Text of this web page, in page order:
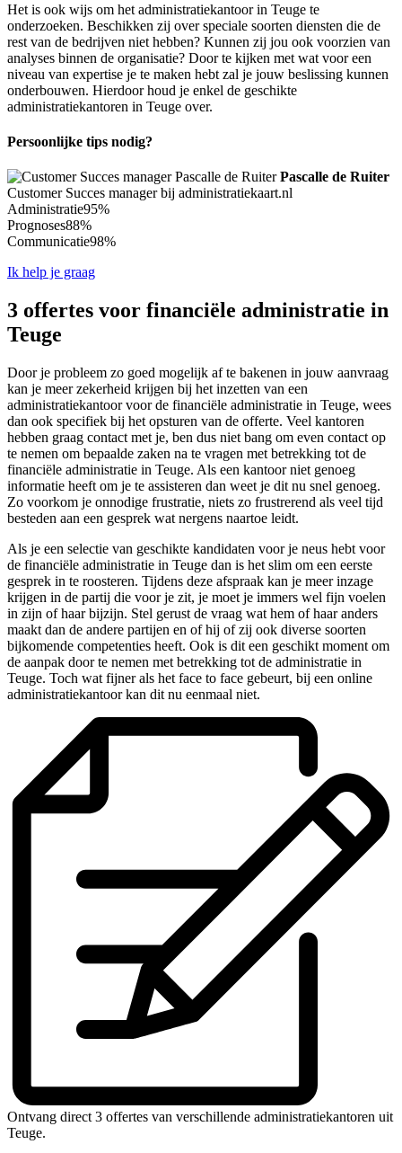
Het is ook wijs om het administratiekantoor in Teuge te
onderzoeken. Beschikken zij over speciale soorten diensten die de
rest van de bedrijven niet hebben? Kunnen zij jou ook voorzien van
analyses binnen de organisatie? Door te kijken met wat voor een
niveau van expertise je te maken hebt zal je jouw beslissing kunnen
onderbouwen. Hierdoor houd je enkel de geschikte
administratiekantoren in Teuge over.
Persoonlijke tips nodig?
Pascalle de Ruiter
Customer Succes manager bij administratiekaart.nl
Administratie95%
Prognoses88%
Communicatie98%
Ik help je graag
3 offertes voor financiële administratie in
Teuge
Door je probleem zo goed mogelijk af te bakenen in jouw aanvraag
kan je meer zekerheid krijgen bij het inzetten van een
administratiekantoor voor de financiële administratie in Teuge, wees
dan ook specifiek bij het opsturen van de offerte. Veel kantoren
hebben graag contact met je, ben dus niet bang om even contact op
te nemen om bepaalde zaken na te vragen met betrekking tot de
financiële administratie in Teuge. Als een kantoor niet genoeg
informatie heeft om je te assisteren dan weet je dit nu snel genoeg.
Zo voorkom je onnodige frustratie, niets zo frustrerend als veel tijd
besteden aan een gesprek wat nergens naartoe leidt.
Als je een selectie van geschikte kandidaten voor je neus hebt voor
de financiële administratie in Teuge dan is het slim om een eerste
gesprek in te roosteren. Tijdens deze afspraak kan je meer inzage
krijgen in de partij die voor je zit, je moet je immers wel fijn voelen
in zijn of haar bijzijn. Stel gerust de vraag wat hem of haar anders
maakt dan de andere partijen en of hij of zij ook diverse soorten
bijkomende competenties heeft. Ook is dit een geschikt moment om
de aanpak door te nemen met betrekking tot de administratie in
Teuge. Toch wat fijner als het face to face gebeurt, bij een online
administratiekantoor kan dit nu eenmaal niet.
Ontvang direct 3 offertes van verschillende administratiekantoren uit
Teuge.